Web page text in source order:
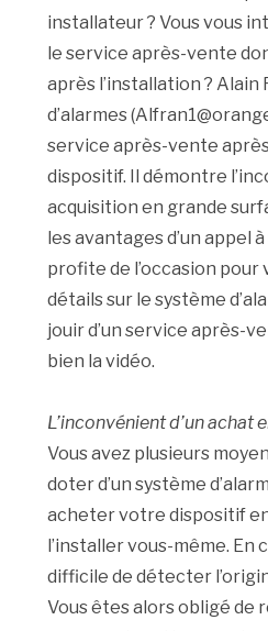
installateur ? Vous vous
le service après-vente
après l’installation ?
d’alarmes
service après-vente
dispositif. Il démontre
acquisition en grande
les avantages d’un appel
profite de l’occasion
détails sur le système
jouir d’un service après-
bien la vidéo.
L’inconvénient d’un achat
Vous avez plusieurs
doter d’un système
acheter votre dispositif
l’installer vous-même. En
difficile de détecter
Vous êtes alors obligé de